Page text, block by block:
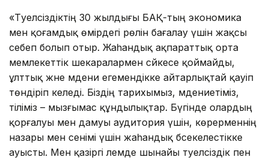
«Тәуелсіздіктің 30 жылдығы БАҚ-тың экономика
мен қоғамдық өмірдегі рөлін бағалау үшін жақсы
себеп болып отыр. Жаһандық ақпараттық орта
мемлекеттік шекаралармен сәйкесе қоймайды,
ұлттық және мәдени егемендікке айтарлықтай қауіп
төндіріп келеді. Біздің тарихымыз, мәдениетіміз,
тіліміз – мызғымас құндылықтар. Бүгінде олардың
қорғалуы мен дамуы аудитория үшін, көрерменнің
назары мен сенімі үшін жаһандық бәсекелестікке
ауысты. Мен қазіргі әлемде шынайы тәуелсіздік пен